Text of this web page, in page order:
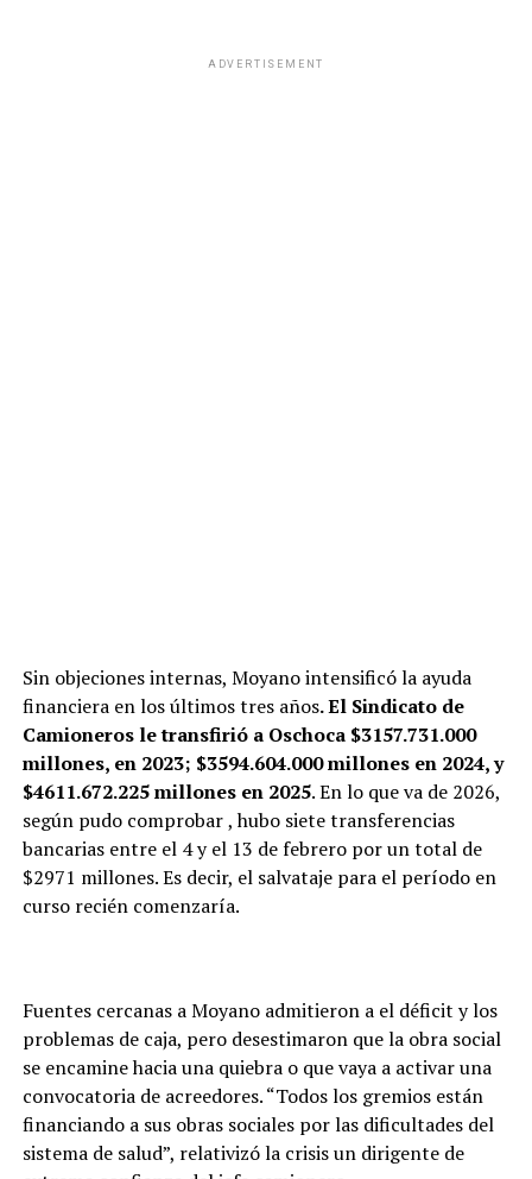
ADVERTISEMENT
Sin objeciones internas, Moyano intensificó la ayuda
financiera en los últimos tres años. El Sindicato de
Camioneros le transfirió a Oschoca $3157.731.000
millones, en 2023; $3594.604.000 millones en 2024, y
$4611.672.225 millones en 2025. En lo que va de 2026,
según pudo comprobar, hubo siete transferencias
bancarias entre el 4 y el 13 de febrero por un total de
$2971 millones. Es decir, el salvataje para el período en
curso recién comenzaría.
Fuentes cercanas a Moyano admitieron a el déficit y los
problemas de caja, pero desestimaron que la obra social
se encamine hacia una quiebra o que vaya a activar una
convocatoria de acreedores. “Todos los gremios están
financiando a sus obras sociales por las dificultades del
sistema de salud”, relativizó la crisis un dirigente de